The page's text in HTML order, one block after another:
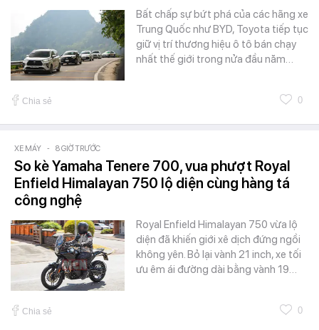
Bất chấp sự bứt phá của các hãng xe
Trung Quốc như BYD, Toyota tiếp tục
giữ vị trí thương hiệu ô tô bán chạy
nhất thế giới trong nửa đầu năm…
Chia sẻ 0
XE MÁY - 8 GIỜ TRƯỚC
So kè Yamaha Tenere 700, vua phượt Royal
Enfield Himalayan 750 lộ diện cùng hàng tá
công nghệ
Royal Enfield Himalayan 750 vừa lộ
diện đã khiến giới xê dịch đứng ngồi
không yên. Bỏ lại vành 21 inch, xe tối
ưu êm ái đường dài bằng vành 19…
Chia sẻ 0